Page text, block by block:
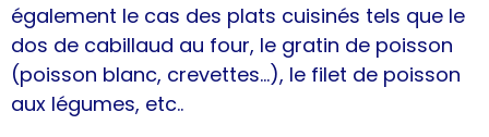
également le cas des plats cuisinés tels que le
dos de cabillaud au four, le gratin de poisson
(poisson blanc, crevettes…), le filet de poisson
aux légumes, etc..